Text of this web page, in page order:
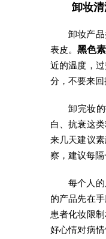
卸妆
卸妆产
表皮。黑色
近的温度，
分，不要来回
卸完妆
白、抗衰这
来几天建议
察，建议每隔
每个人
的产品先在
患者化妆限
好心情对病